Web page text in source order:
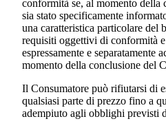
conformità se, al momento della
sia stato specificamente
una caratteristica particolare del
requisiti oggettivi di conformità
espressamente e separatamente
momento della conclusione del
Il Consumatore può rifiutarsi di
qualsiasi parte di prezzo fino a
adempiuto agli obblighi previsti